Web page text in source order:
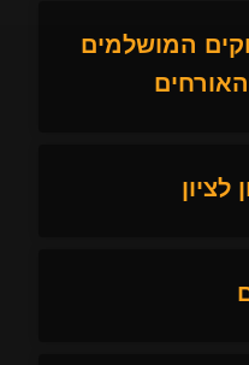
המושלמים